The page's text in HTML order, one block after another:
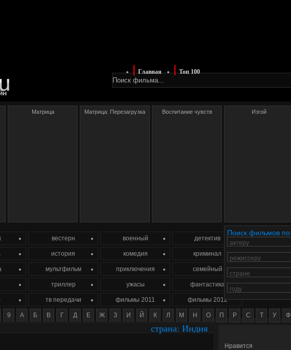
Главная Топ 100
страна: Индия
Нравится
вестерн военный детектив
история комедия криминал
мультфильм приключения семейный
триллер ужасы фантастика
тв передачи фильмы 2011 фильмы 2012
9 А Б В Г Д Е Ж З И Й К Л М Н О П Р С Т У Ф
Поиск фильмов по
актеру
режиссеру
стране
году
Матрица Матрица: Перезагрузка Воспитание чувств Изгой